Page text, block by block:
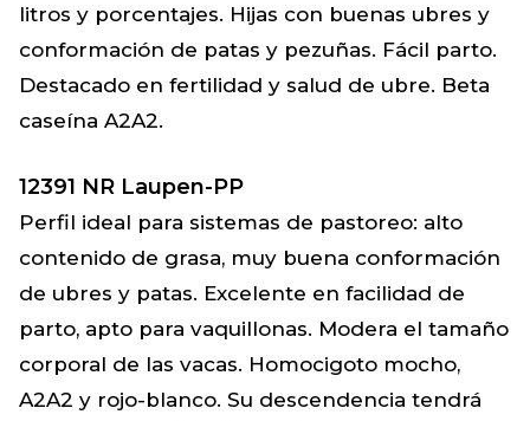
litros y porcentajes. Hijas con buenas ubres y
conformación de patas y pezuñas. Fácil parto.
Destacado en fertilidad y salud de ubre. Beta
caseína A2A2.
12391 NR Laupen-PP
Perfil ideal para sistemas de pastoreo: alto
contenido de grasa, muy buena conformación
de ubres y patas. Excelente en facilidad de
parto, apto para vaquillonas. Modera el tamaño
corporal de las vacas. Homocigoto mocho,
A2A2 y rojo-blanco. Su descendencia tendrá